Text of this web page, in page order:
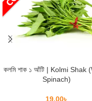
কলমি শাক ১ আঁটি | Kolmi Shak
Spinach)
19.00৳